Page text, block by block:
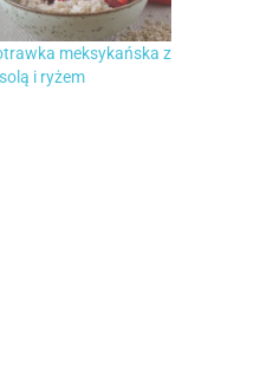
meksykańska z
i ryżem